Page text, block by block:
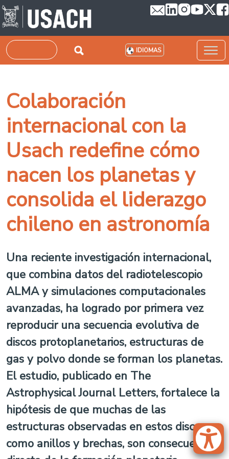
Pasar al contenido principal
Buscar IDIOMAS
Colaboración
internacional con la
Usach redefine cómo
nacen los planetas y
consolida el liderazgo
chileno en astronomía
Una reciente investigación internacional,
que combina datos del radiotelescopio
ALMA y simulaciones computacionales
avanzadas, ha logrado por primera vez
reproducir una secuencia evolutiva de
discos protoplanetarios, estructuras de
gas y polvo donde se forman los planetas.
El estudio, publicado en The
Astrophysical Journal Letters, fortalece la
hipótesis de que muchas de las
estructuras observadas en estos discos,
como anillos y brechas, son consecuencia